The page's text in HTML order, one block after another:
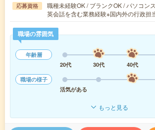
応募資格
職種未経験OK / ブランクOK / パソコン
英会話を含む業務経験※国内外の行政担
職場の雰囲気
年齢層
20代
30代 40代
職場の様子
活気がある
もっと見る